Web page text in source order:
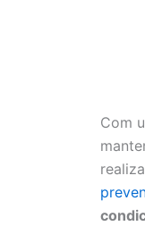
Com